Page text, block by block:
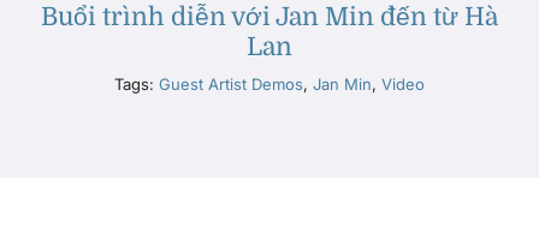
Buổi trình diễn với Jan Min đến từ Hà
Lan
Tags: Guest Artist Demos, Jan Min, Video